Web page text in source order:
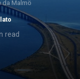
da Malmö
read